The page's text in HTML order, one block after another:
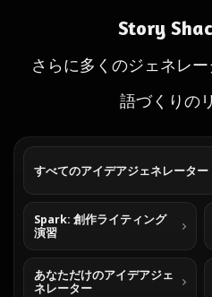
Story
さらに多くのジェネレ
語づくりの
すべてのアイデアジェネレーター
Spark: 創作ライティング
演習
あなただけのアイデアジェ
ネレーター